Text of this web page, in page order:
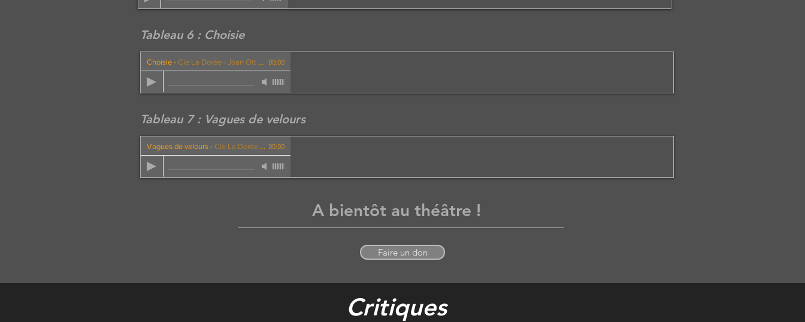
Tableau 6 : Choisie
Choisie - Cie La Dorée - Joan Ott et Francis Couty 00:00
Tableau 7 : Vagues de velours
Vagues de velours - Cie La Dorée - Joan Ott et Francis Couty 00:00
A bientôt au théâtre !
Faire un don
Critiques